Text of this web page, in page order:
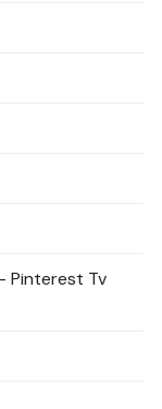
Pinterest Tv